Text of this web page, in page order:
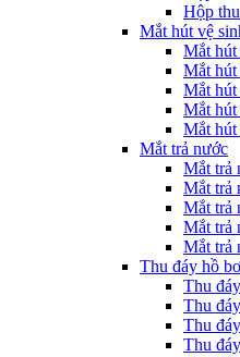
Hộp
Mắt hút vệ
Mắt hút
Mắt hút
Mắt
Mắt hút
Mắt
Mắt trả nước
Mắt trả
Mắt trả
Mắt trả
Mắt trả
Mắt trả
Thu đáy hồ
Thu
Thu
Thu
Thu